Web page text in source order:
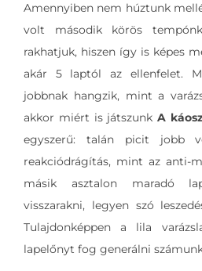
Amennyiben nem húztunk
volt második körös
rakhatjuk, hiszen így is képes
akár 5 laptól az ellenfelet.
jobbnak hangzik, mint a
akkor miért is játszunk A
egyszerű: talán picit jobb
reakciódrágítás, mint az anti-
másik asztalon maradó
visszarakni, legyen szó
Tulajdonképpen a lila
lapelőnyt fog generálni